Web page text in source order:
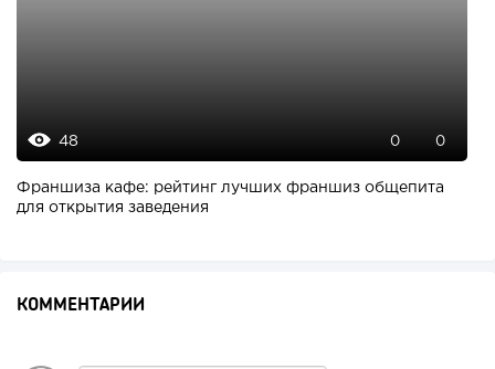
48 0 0
Франшиза кафе: рейтинг лучших франшиз общепита
для открытия заведения
КОММЕНТАРИИ